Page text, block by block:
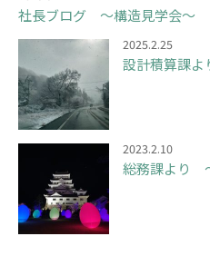
社長ブログ ～構造見学会～
2025.2.25
設計積算課
2023.2.10
総務課より